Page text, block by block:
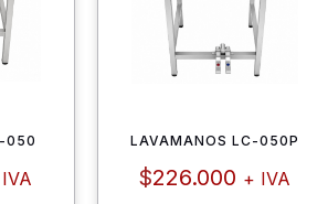
050 LAVAMANOS LC-050P
$226.000 + IVA